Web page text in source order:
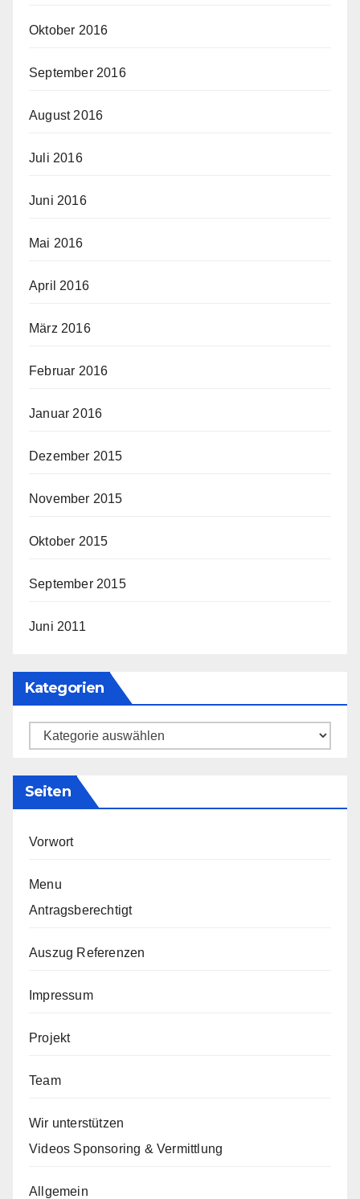
Oktober 2016
September 2016
August 2016
Juli 2016
Juni 2016
Mai 2016
April 2016
März 2016
Februar 2016
Januar 2016
Dezember 2015
November 2015
Oktober 2015
September 2015
Juni 2011
Kategorien
Kategorien
Seiten
Vorwort
Menu
Antragsberechtigt
Auszug Referenzen
Impressum
Projekt
Team
Wir unterstützen
Videos Sponsoring & Vermittlung
Allgemein